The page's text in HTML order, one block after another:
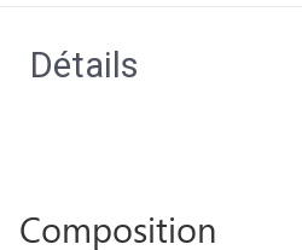
Détails
Composition